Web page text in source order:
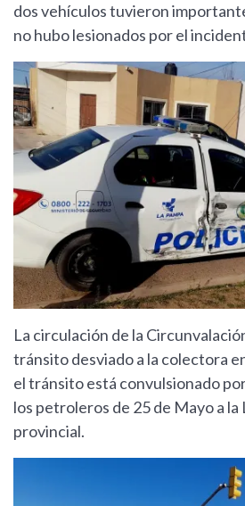
dos vehículos tuvieron
no hubo lesionados por el
La circulación de la
tránsito desviado a la colectora
el tránsito está convulsionado
los petroleros de 25 de Mayo a
provincial.